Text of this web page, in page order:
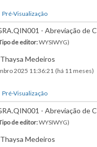
Pré-Visualização
- Abreviação de
de editor:WYSIWYG)
Medeiros
2025 11:36:21 (há 11 meses)
Pré-Visualização
- Abreviação de
de editor:WYSIWYG)
Medeiros